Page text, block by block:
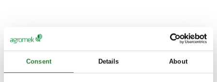
Consent Details About